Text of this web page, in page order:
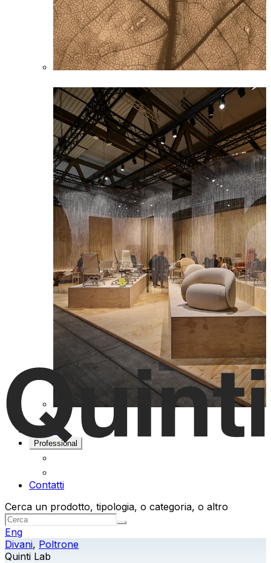
Progetti
Professional
Contatti
Cerca un prodotto, tipologia, o categoria, o altro
Eng
Divani, Poltrone
Quinti Lab